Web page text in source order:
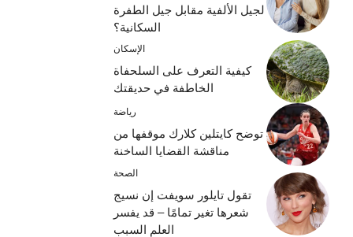
لجيل الألفية مقابل جيل الطفرة
السكانية؟
الإسكان
كيفية التعرف على السلحفاة
الخاطفة في حديقتك
رياضة
توضح كايتلين كلارك موقفها من
مناقشة القضايا الساخنة
الصحة
تقول تايلور سويفت إن نسيج
شعرها تغير تمامًا – قد يفسر
العلم السبب